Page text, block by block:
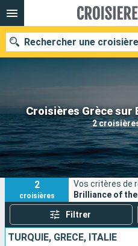
Croisières Grèce sur
2
Rechercher une croisière
Nos destinations
Mois de départ
Ports
2
croisières
Vos critères de
Brilliance of
Filtrer
TURQUIE, GRÈCE, ITALIE